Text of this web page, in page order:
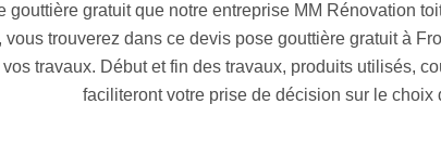
Dans le cas où votre gouttière à Frontenac est
comment faire pour résoudre rapidement les
dans les plus brefs délais, ils prendront tout en main.
Frontenac et bien qualifiée pour gérer vos urgences